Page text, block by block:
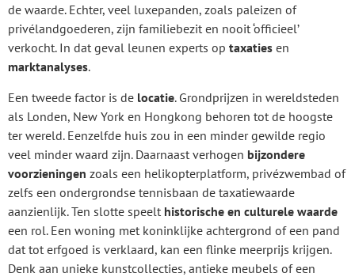
de waarde. Echter, veel luxepanden, zoals paleizen of
privélandgoederen, zijn familiebezit en nooit ‘officieel’
verkocht. In dat geval leunen experts op taxaties en
marktanalyses.
Een tweede factor is de locatie. Grondprijzen in wereldsteden
als Londen, New York en Hongkong behoren tot de hoogste
ter wereld. Eenzelfde huis zou in een minder gewilde regio
veel minder waard zijn. Daarnaast verhogen bijzondere
voorzieningen zoals een helikopterplatform, privézwembad of
zelfs een ondergrondse tennisbaan de taxatiewaarde
aanzienlijk. Ten slotte speelt historische en culturele waarde
een rol. Een woning met koninklijke achtergrond of een pand
dat tot erfgoed is verklaard, kan een flinke meerprijs krijgen.
Denk aan unieke kunstcollecties, antieke meubels of een